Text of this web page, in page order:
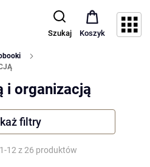
Szukaj Koszyk
i organizacją
1-12 z26 produktów
filtry